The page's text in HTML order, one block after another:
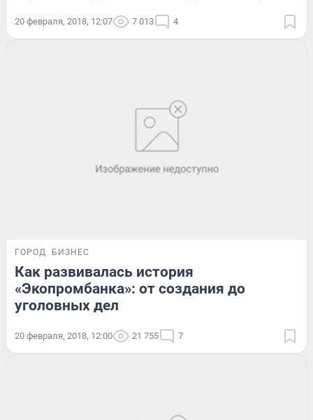
20 февраля, 2018, 12:07 7 013 4
ГОРОД БИЗНЕС
Как развивалась история
«Экопромбанка»: от создания до
уголовных дел
20 февраля, 2018, 12:00 21 755 7